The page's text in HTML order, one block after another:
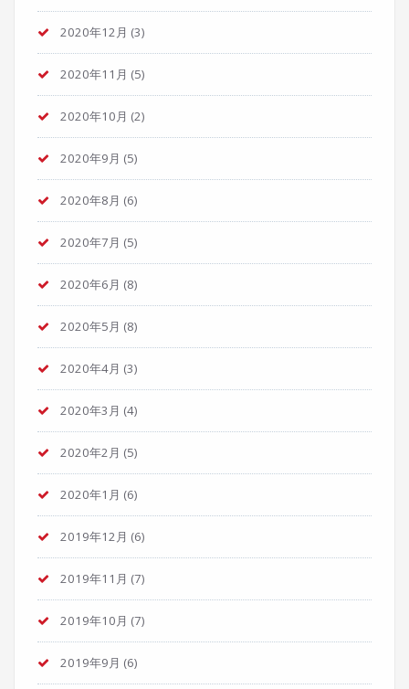
2020年12月 (3)
2020年11月 (5)
2020年10月 (2)
2020年9月 (5)
2020年8月 (6)
2020年7月 (5)
2020年6月 (8)
2020年5月 (8)
2020年4月 (3)
2020年3月 (4)
2020年2月 (5)
2020年1月 (6)
2019年12月 (6)
2019年11月 (7)
2019年10月 (7)
2019年9月 (6)